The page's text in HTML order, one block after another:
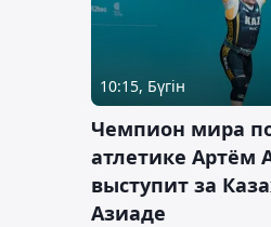
10:15, Бүгін
Чемпион мира
атлетике Артём
выступит за
Азиаде